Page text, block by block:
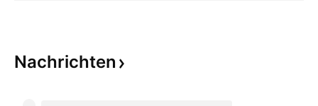
Nachrichten